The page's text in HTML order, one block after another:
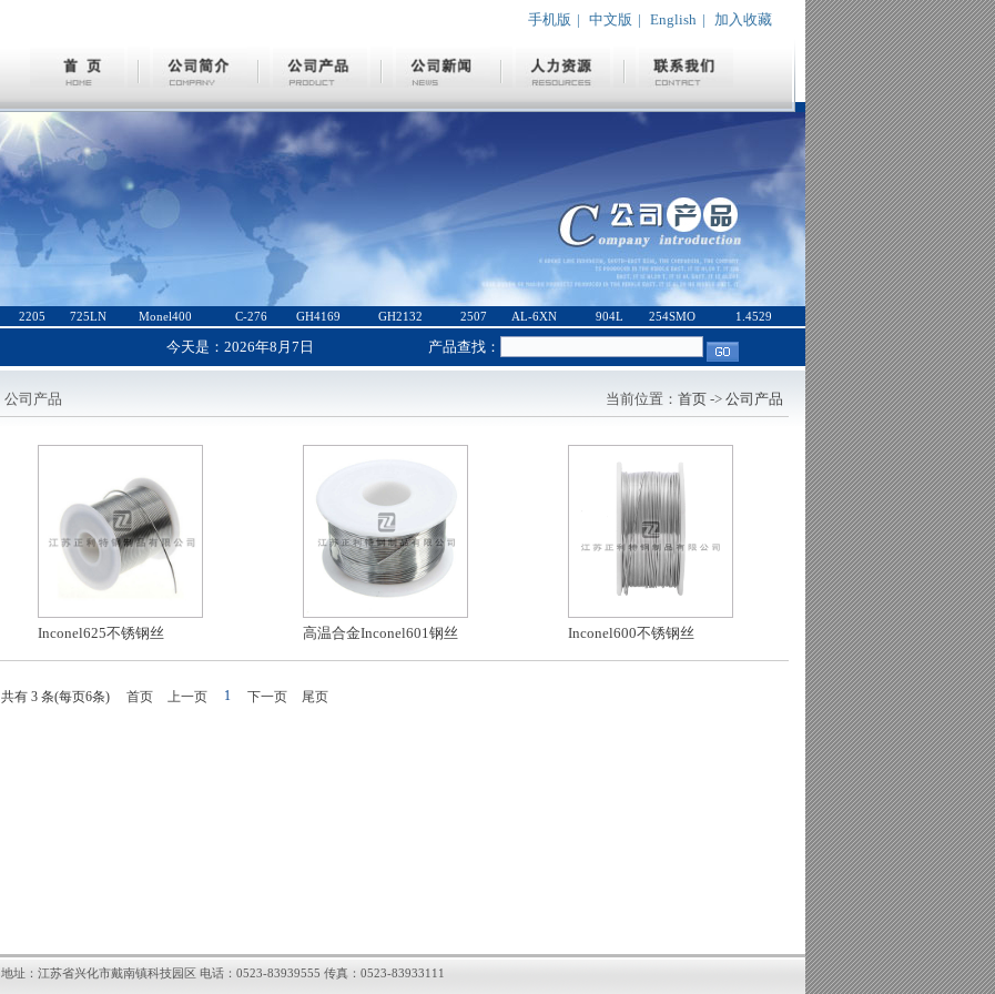
手机版 | 中文版 | English | 加入收藏
2205 725LN Monel400 C-276 GH4169 GH2132 2507 AL-6XN 904L 254SMO 1.4529
今天是： 2026年8月7日 产品查找：
公司产品 当前位置： 首页 -> 公司产品
Inconel625不锈钢丝 高温合金Inconel601钢丝 Inconel600不锈钢丝
共有 3 条(每页6条) 首页 上一页 1 下一页 尾页
地址：江苏省兴化市戴南镇科技园区 电话：0523-83939555 传真：0523-83933111